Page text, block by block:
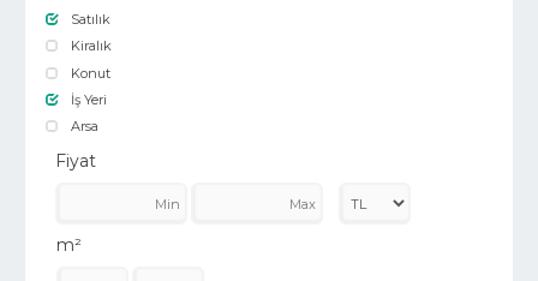
Satılık
Kiralık
Konut
İş Yeri
Arsa
Fiyat
m²